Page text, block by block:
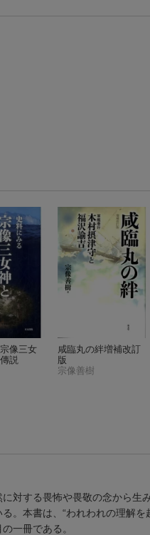
像三女
説
咸臨丸の絆増補改訂
版
宗像善樹
対する畏怖や畏敬の念から
。本書は、“われわれの理解
一冊である。